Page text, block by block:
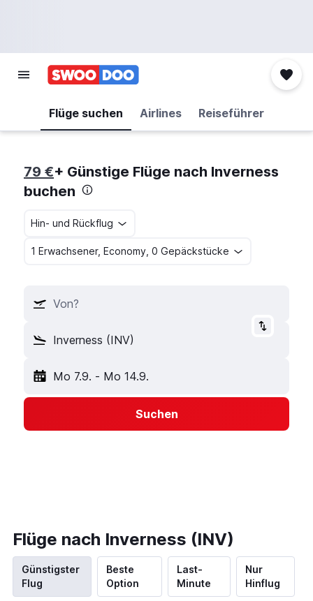
Flüge suchen Airlines Reiseführer
79 €+ Günstige Flüge nach Inverness
buchen
Hin- und Rückflug
1 Erwachsener, Economy, 0 Gepäckstücke
Von?
Inverness (INV)
Mo 7.9. - Mo 14.9.
Suchen
Flüge nach Inverness (INV)
Günstigster
Flug
Beste
Option
Last-
Minute
Nur
Hinflug